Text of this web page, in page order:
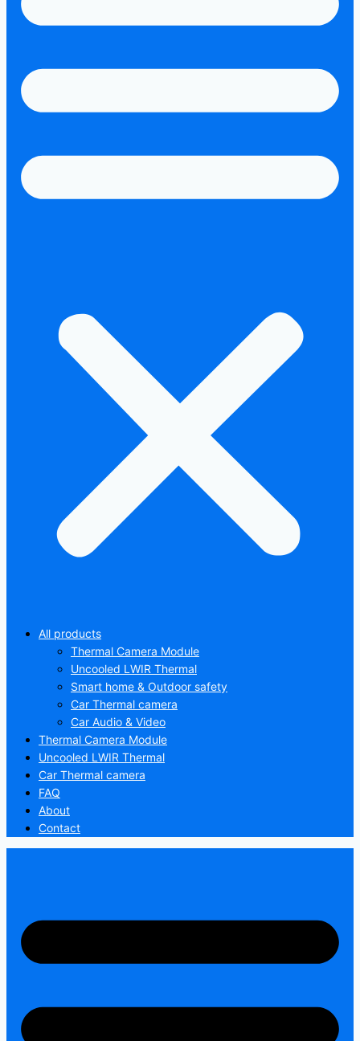
All products
Thermal Camera Module
Uncooled LWIR Thermal
Smart home & Outdoor safety
Car Thermal camera
Car Audio & Video
Thermal Camera Module
Uncooled LWIR Thermal
Car Thermal camera
FAQ
About
Contact